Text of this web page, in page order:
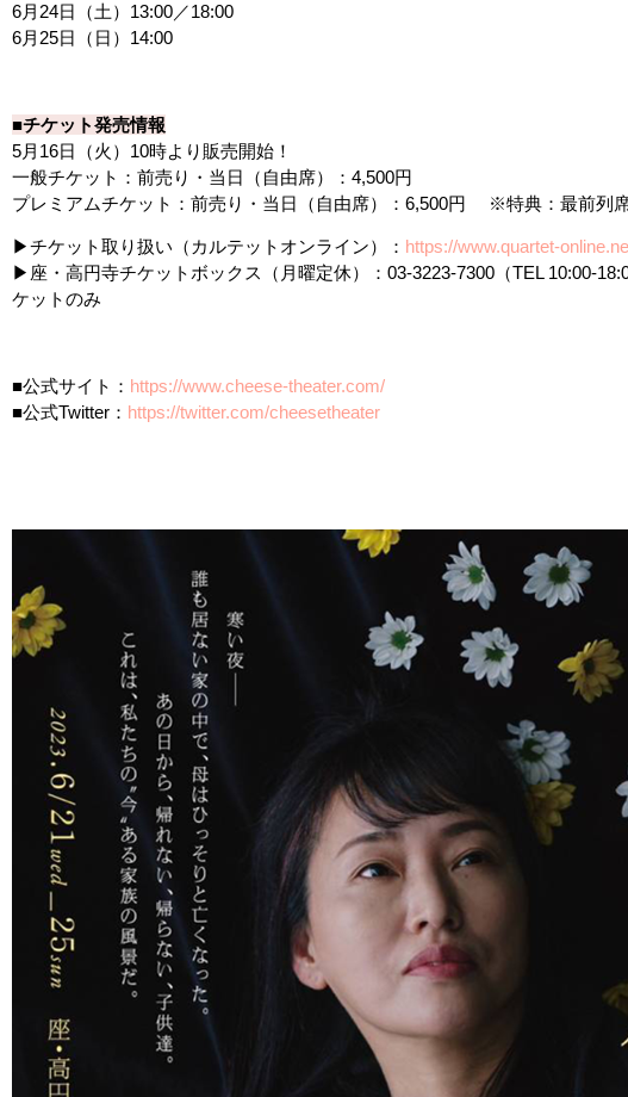
6月24日（土）13:00／18:00
6月25日（日）14:00
■チケット発売情報
5月16日（火）10時より販売開始！
一般チケット：前売り・当日（自由席）：4,500円
プレミアムチケット：前売り・当日（自由席）：6,500円 ※特典：最前列席
▶︎チケット取り扱い（カルテットオンライン）： https://www.quartet-
▶︎座・高円寺チケットボックス（月曜定休）：03-3223-7300（TEL 10:00-
ケットのみ
■公式サイト： https://www.cheese-theater.com/
■公式Twitter： https://twitter.com/cheesetheater